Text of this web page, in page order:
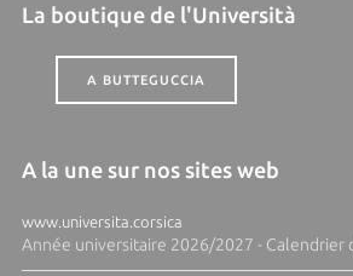
La boutique de l'Università
A BUTTEGUCCIA
A la une sur nos sites web
www.universita.corsica
Année universitaire 2026/2027 - Calendrier